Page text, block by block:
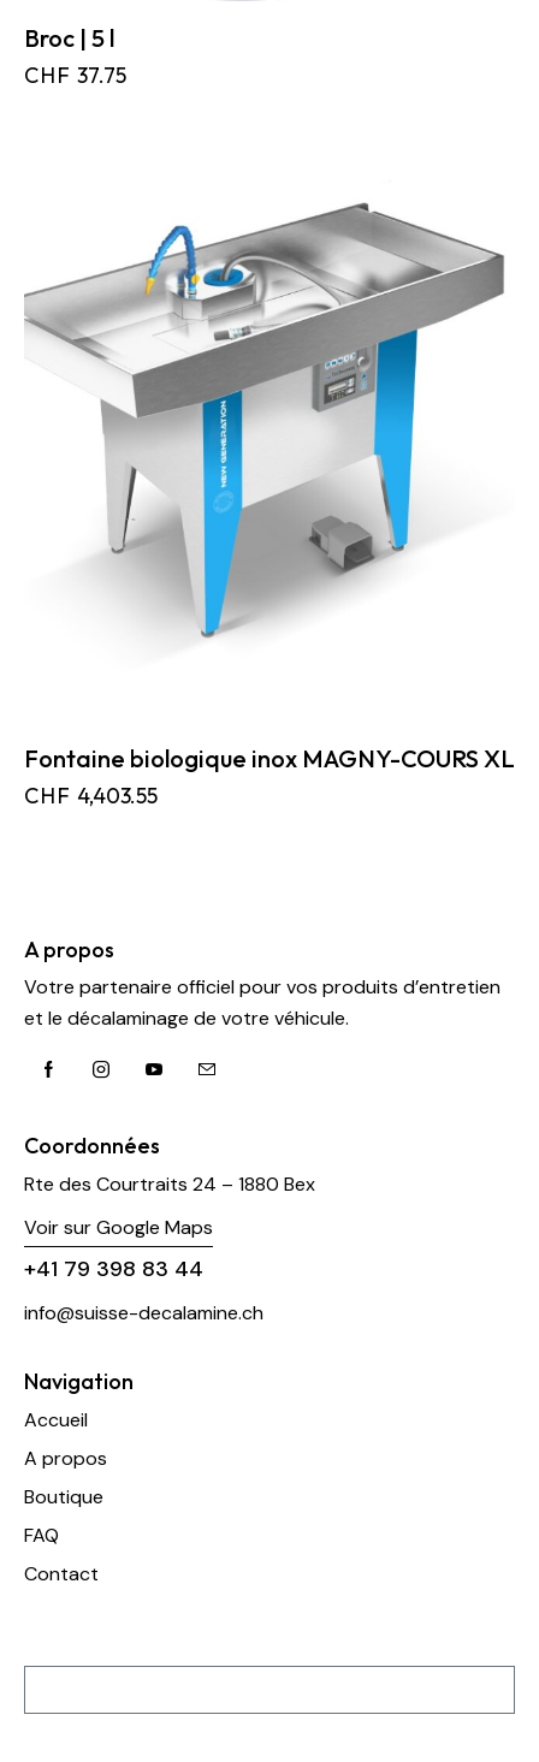
Broc | 5 l
CHF 37.75
Fontaine biologique inox MAGNY-COURS XL
CHF 4,403.55
A propos
Votre partenaire officiel pour vos produits d’entretien
et le décalaminage de votre véhicule.
Coordonnées
Rte des Courtraits 24 – 1880 Bex
Voir sur Google Maps
+41 79 398 83 44
info@suisse-decalamine.ch
Navigation
Accueil
A propos
Boutique
FAQ
Contact